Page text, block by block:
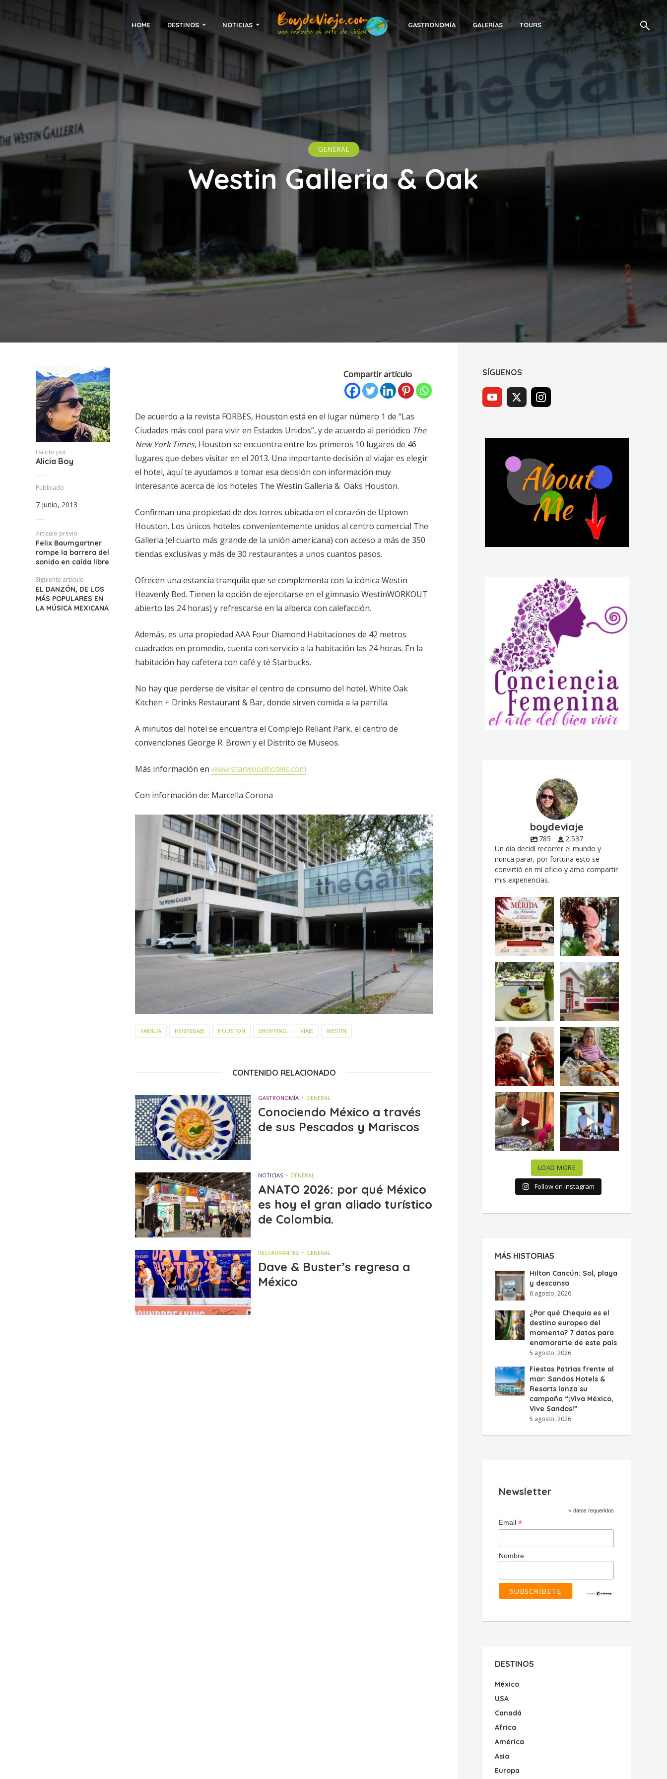
HOME DESTINOS NOTICIAS GASTRONOMÍA GALERÍAS TOURS
GENERAL
Westin Galleria & Oak
Escrito por
Alicia Boy
Publicado
7 junio, 2013
Artículo previo
Felix Baumgartner
rompe la barrera del
sonido en caída libre
Siguiente artículo
EL DANZÓN, DE LOS
MÁS POPULARES EN
LA MÚSICA MEXICANA
Compartir artículo
De acuerdo a la revista FORBES, Houston está en el lugar número 1 de “Las
Ciudades más cool para vivir en Estados Unidos”, y de acuerdo al periódico The
New York Times, Houston se encuentra entre los primeros 10 lugares de 46
lugares que debes visitar en el 2013. Una importante decisión al viajar es elegir
el hotel, aquí te ayudamos a tomar esa decisión con información muy
interesante acerca de los hoteles The Westin Galleria & Oaks Houston.
Confirman una propiedad de dos torres ubicada en el corazón de Uptown
Houston. Los únicos hoteles convenientemente unidos al centro comercial The
Galleria (el cuarto más grande de la unión americana) con acceso a más de 350
tiendas exclusivas y más de 30 restaurantes a unos cuantos pasos.
Ofrecen una estancia tranquila que se complementa con la icónica Westin
Heavenly Bed. Tienen la opción de ejercitarse en el gimnasio WestinWORKOUT
abierto las 24 horas) y refrescarse en la alberca con calefacción.
Además, es una propiedad AAA Four Diamond Habitaciones de 42 metros
cuadrados en promedio, cuenta con servicio a la habitación las 24 horas. En la
habitación hay cafetera con café y té Starbucks.
No hay que perderse de visitar el centro de consumo del hotel, White Oak
Kitchen + Drinks Restaurant & Bar, donde sirven comida a la parrilla.
A minutos del hotel se encuentra el Complejo Reliant Park, el centro de
convenciones George R. Brown y el Distrito de Museos.
Más información en www.starwoodhotels.com
Con información de: Marcella Corona
FAMILIA HOSPEDAJE HOUSTON SHOPPING VIAJE WESTIN
CONTENIDO RELACIONADO
GASTRONOMÍA GENERAL
Conociendo México a través
de sus Pescados y Mariscos
NOTICIAS GENERAL
ANATO 2026: por qué México
es hoy el gran aliado turístico
de Colombia.
RESTAURANTES GENERAL
Dave & Buster’s regresa a
México
SÍGUENOS
boydeviaje
785
2,537
Un día decidí recorrer el mundo y
nunca parar, por fortuna esto se
convirtió en mi oficio y amo compartir
mis experiencias.
Siempre me mueven
las causas y comer
con causa es...
12 0
Fuimos a celebrar a
mis dos #mamás
más cercanas mi...
17 0
Levantarse, escuchar
el río correr y sentir
el...
19 0
Esta
#NochedeMuseos
en la
#QuintaColorada
el...
12 0
¡Qué desayuno tan
increíble en
@LasQuinceLetras!...
28 3
Me tocó rosca de
Tagers un
restaurante de
Avenida...
50 10
“En #Mallorca
Ciudad de México
celebramos la...
63 7
#SoaunFusionMexic
o una noche única
donde España y...
10 0
LOAD MORE
Follow on Instagram
MÁS HISTORIAS
Hilton Cancún: Sol, playa
y descanso
6 agosto, 2026
¿Por qué Chequia es el
destino europeo del
momento? 7 datos para
enamorarte de este país
5 agosto, 2026
Fiestas Patrias frente al
mar: Sandos Hotels &
Resorts lanza su
campaña “¡Viva México,
Vive Sandos!”
5 agosto, 2026
Newsletter
* datos requeridos
Email *
Nombre
DESTINOS
México
USA
Canadá
Africa
América
Asia
Europa